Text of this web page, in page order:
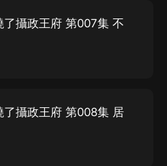
了攝政王府 第007集 不
了攝政王府 第008集 居